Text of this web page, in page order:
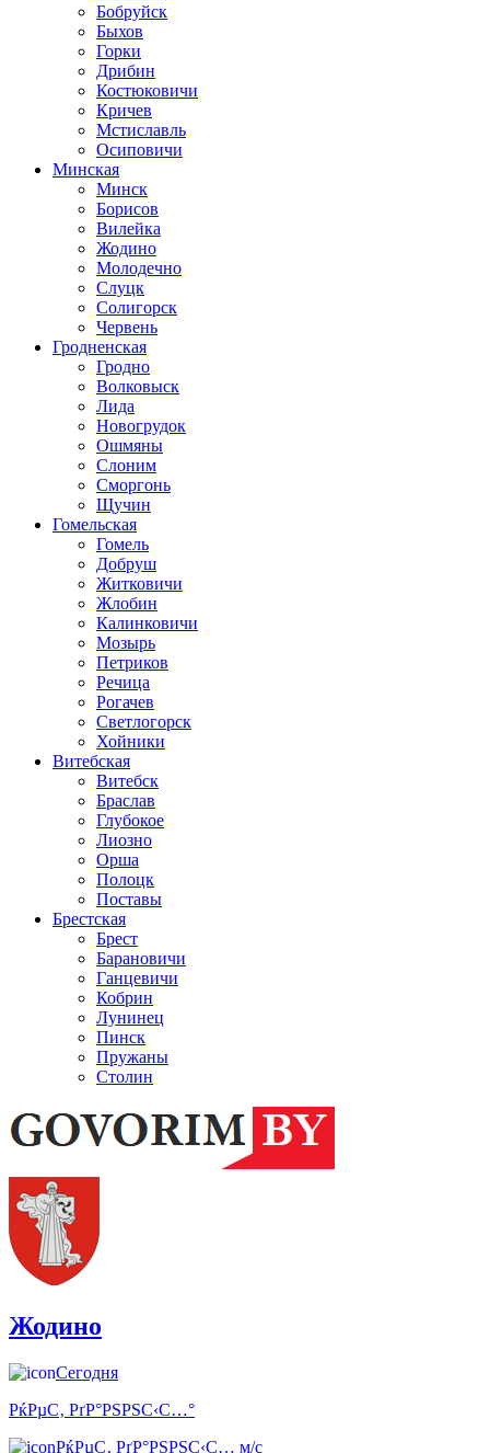
Бобруйск
Быхов
Горки
Дрибин
Костюковичи
Кричев
Мстиславль
Осиповичи
Минская
Минск
Борисов
Вилейка
Жодино
Молодечно
Слуцк
Солигорск
Червень
Гродненская
Гродно
Волковыск
Лида
Новогрудок
Ошмяны
Слоним
Сморгонь
Щучин
Гомельская
Гомель
Добруш
Житковичи
Жлобин
Калинковичи
Мозырь
Петриков
Речица
Рогачев
Светлогорск
Хойники
Витебская
Витебск
Браслав
Глубокое
Лиозно
Орша
Полоцк
Поставы
Брестская
Брест
Барановичи
Ганцевичи
Кобрин
Лунинец
Пинск
Пружаны
Столин
Жодино
Сегодня
РќРµС‚ РґР°РЅРЅС‹С…°
РќРµС‚ РґР°РЅРЅС‹С… м/с